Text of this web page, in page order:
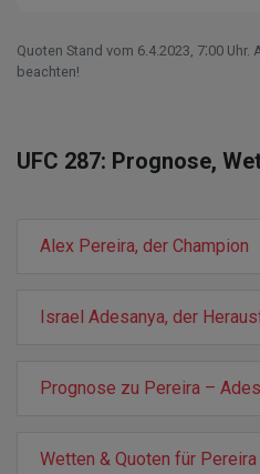
Quoten Stand vom 6.4.2023‚ 7⁚00
beachten!
UFC 287: Prognose,
Alex Pereira, der Champion
Israel Adesanya, der
Prognose zu Pereira –
Wetten & Quoten für